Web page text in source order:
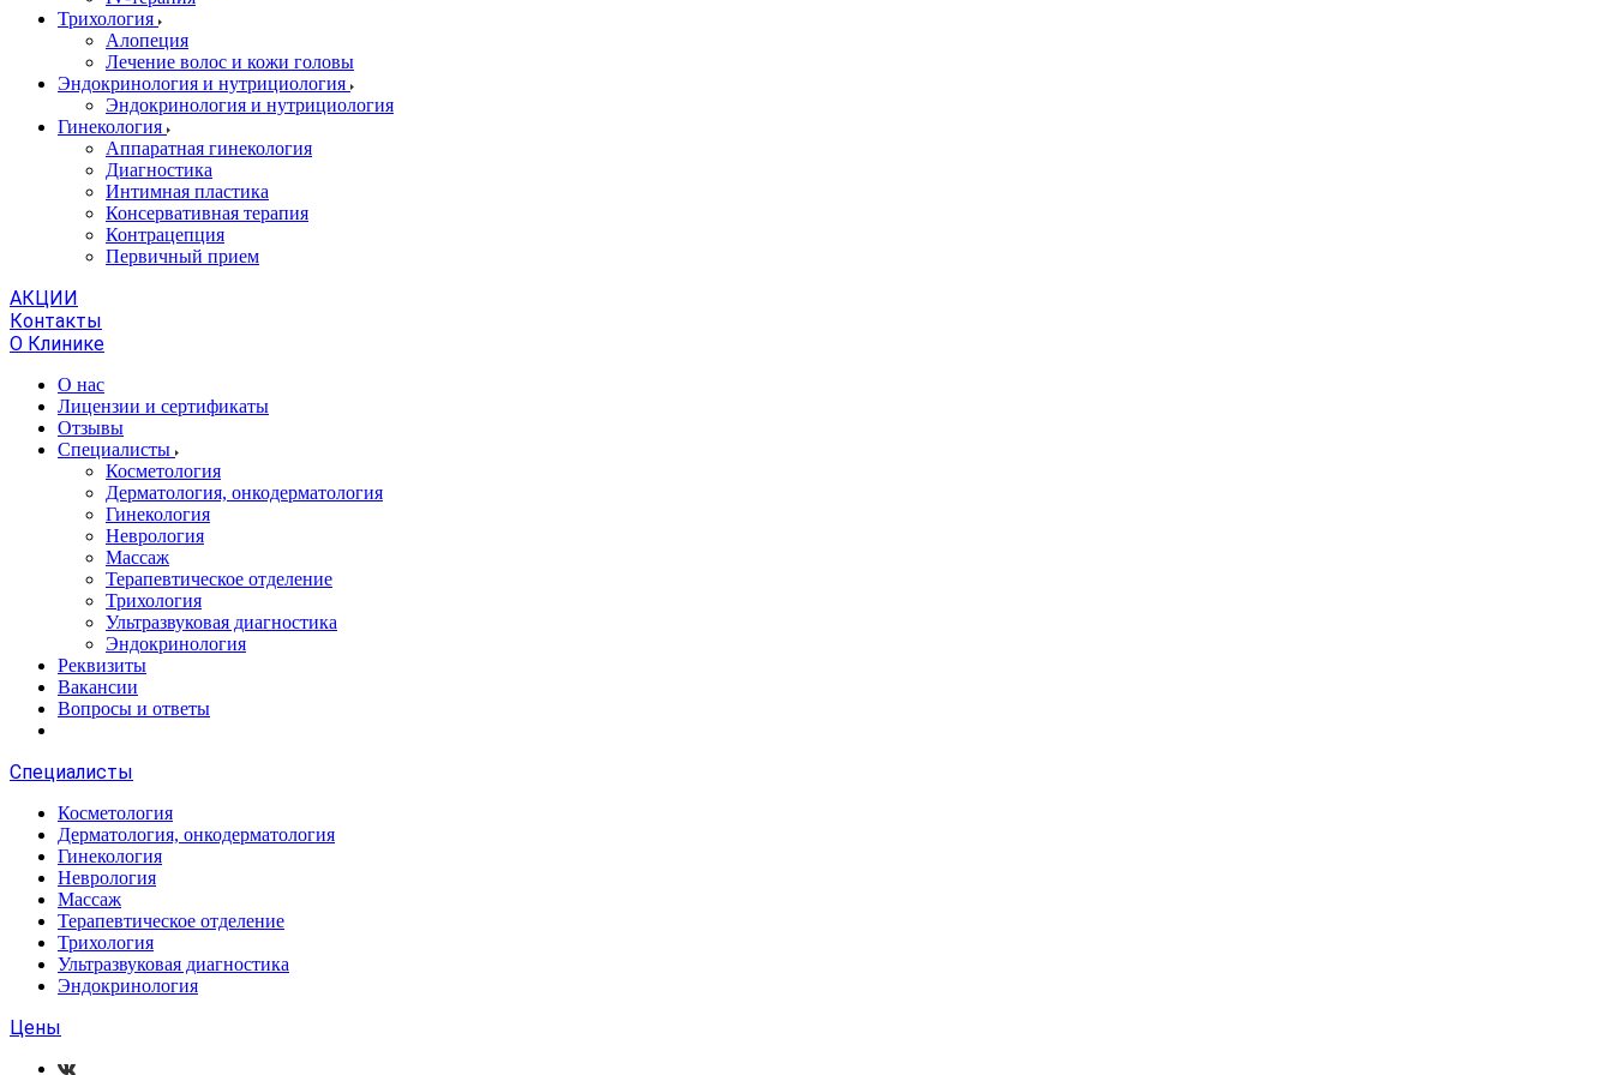
Трихология
Алопеция
Лечение волос и кожи головы
Эндокринология и нутрициология
Эндокринология и нутрициология
Гинекология
Аппаратная гинекология
Диагностика
Интимная пластика
Консервативная терапия
Контрацепция
Первичный прием
АКЦИИ
Контакты
О Клинике
О нас
Лицензии и сертификаты
Отзывы
Специалисты
Косметология
Дерматология, онкодерматология
Гинекология
Неврология
Массаж
Терапевтическое отделение
Трихология
Ультразвуковая диагностика
Эндокринология
Реквизиты
Вакансии
Вопросы и ответы
Специалисты
Косметология
Дерматология, онкодерматология
Гинекология
Неврология
Массаж
Терапевтическое отделение
Трихология
Ультразвуковая диагностика
Эндокринология
Цены